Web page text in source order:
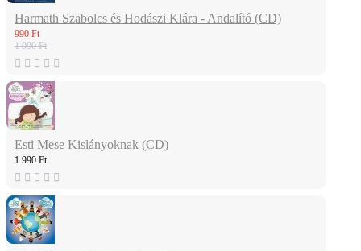
Harmath Szabolcs és Hodászi Klára - Andalító (CD)
990 Ft
1 990 Ft
Esti Mese Kislányoknak (CD)
1 990 Ft